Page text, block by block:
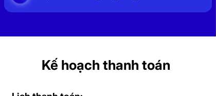
Kế hoạch thanh toán